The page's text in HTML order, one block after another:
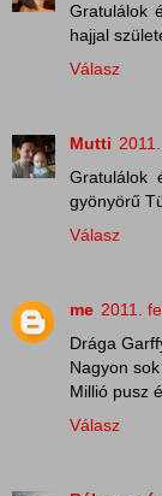
Gratulálok
hajjal
Válasz
Mutti
Gratulálok
gyönyörű
Válasz
me 2011.
Drága
Nagyon
Millió pusz
Válasz